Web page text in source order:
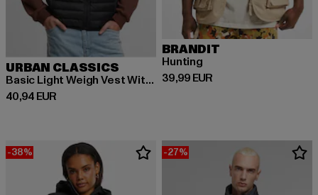
URBAN CLASSICS
Basic Light Weigh Vest With Hood
40,94 EUR
Derzeitiger Preis: 40,94 EUR
BRANDIT
Hunting
39,99 EUR
Derzeitiger Preis: 39,99 EUR
-38% -27%